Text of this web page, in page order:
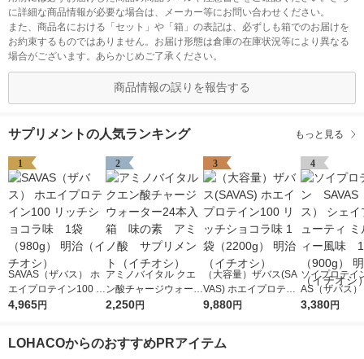
に詳細な商品情報が必要な場合は、メーカー等にお問い合わせください。
また、商品名における「セット」や「箱」の表記は、必ずしも箱でのお届けを
お約束するものではありません。お届け形態は倉庫の在庫状況等により異なる
場合がございます。あらかじめご了承ください。
商品情報の誤りを報告する
サプリメントの人気ランキング もっと見る
1
SAVAS（ザバス） ホ
エイプロテイン100 リ
ッチショコラ味 1袋
4,965円
2
アミノバイタル クエ
ン酸チャージウォータ
ー24本入箱 味の
2,250円
3
（大容量）ザバス(SA
VAS) ホエイプロテイ
ン100 リッチショコラ
9,880円
4
ソイプロテ
AS（ザバス
プ＆ビューテ
3,380円
LOHACOからのおすすめPRアイテム